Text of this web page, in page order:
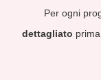
Per ogni
dettagliato